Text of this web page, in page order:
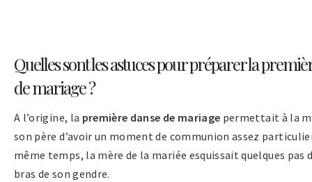
Quelles sont les astuces pour préparer la
de mariage ?
A l’origine, la première danse de mariage permettait à la
son père d’avoir un moment de communion assez
même temps, la mère de la mariée esquissait quelques pas
bras de son gendre.